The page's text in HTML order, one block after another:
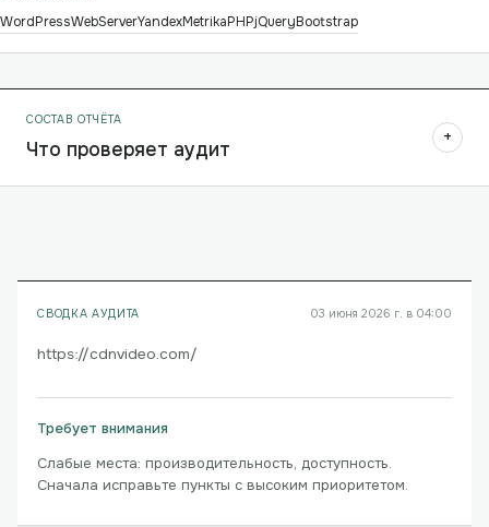
WordPressWebServerYandexMetrikaPHPjQueryBootstrap
СОСТАВ ОТЧЁТА
Что проверяет аудит +
СВОДКА АУДИТА 03 июня 2026 г. в 04:00
https://cdnvideo.com/
Требует внимания
Слабые места: производительность, доступность.
Сначала исправьте пункты с высоким приоритетом.